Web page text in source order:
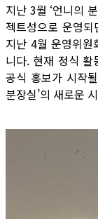
지난 3월 ‘언니의
젝트성으로 운영되
지난 4월 운영위원
니다. 현재 정식
공식 홍보가 시작
분장실’의 새로운